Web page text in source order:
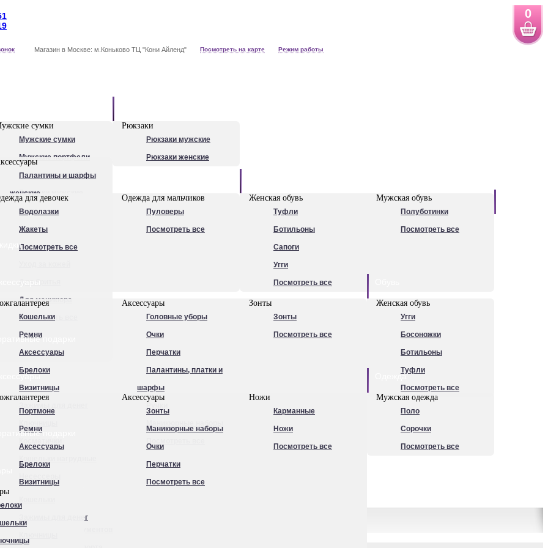
0
Магазин в Москве: м.Коньково ТЦ "Кони Айленд" Посмотреть на карте Режим работы
сумки
Мужские сумки
Мужские портфели
Сумки для ноутбуков
Рюкзаки мужские
Посмотреть все
Рюкзаки
Рюкзаки мужские
Рюкзаки женские
Палантины и шарфы
женские
Очки
Ножи
Ручки
Для маникюра
Посмотреть все
для девочек
Водолазки
Жакеты
Посмотреть все
Одежда для мальчиков
Пуловеры
Посмотреть все
Женская обувь
Туфли
Ботильоны
Сапоги
Угги
Посмотреть все
Мужская обувь
Полуботинки
Посмотреть все
Кошельки
Ремни
Аксессуары
Брелоки
Визитницы
Аксессуары
Головные уборы
Очки
Перчатки
Палантины, платки и
шарфы
Зонты
Зонты
Посмотреть все
Женская обувь
Угги
Босоножки
Ботильоны
Туфли
Посмотреть все
подарки
Портмоне
Ремни
Аксессуары
Брелоки
Визитницы
Зажимы для денег
Аксессуары
Зонты
Маникюрные наборы
Очки
Перчатки
Посмотреть все
Ножи
Карманные
Ножи
Посмотреть все
Одежда
Мужская одежда
Поло
Сорочки
Посмотреть все
подарки